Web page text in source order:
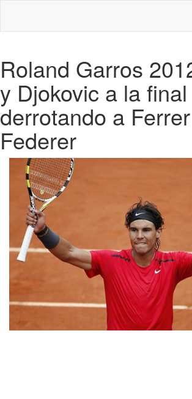
Roland Garros
y Djokovic a la final
derrotando a
Federer